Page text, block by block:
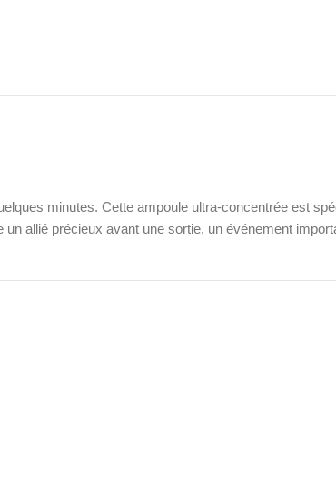
minutes. Cette ampoule ultra-concentrée est
allié précieux avant une sortie, un événement